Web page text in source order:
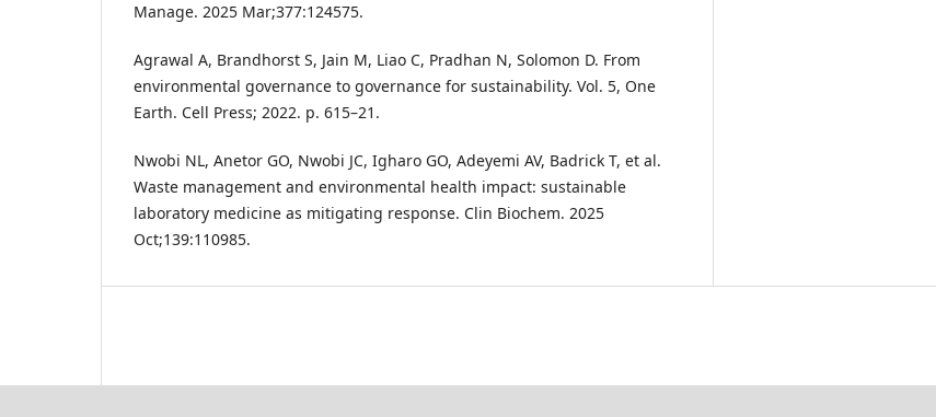
Manage. 2025 Mar;377:124575.
Agrawal A, Brandhorst S, Jain M, Liao C, Pradhan N, Solomon D. From
environmental governance to governance for sustainability. Vol. 5, One
Earth. Cell Press; 2022. p. 615–21.
Nwobi NL, Anetor GO, Nwobi JC, Igharo GO, Adeyemi AV, Badrick T, et al.
Waste management and environmental health impact: sustainable
laboratory medicine as mitigating response. Clin Biochem. 2025
Oct;139:110985.